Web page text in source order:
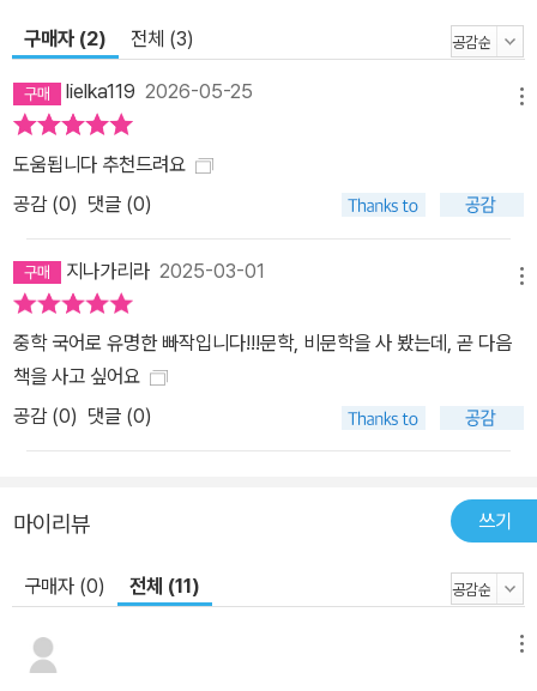
구매자 (2) 전체 (3)
lielka119 2026-05-25
도움됩니다 추천드려요
공감 (0) 댓글 (0)
지나가리라 2025-03-01
중학 국어로 유명한 빠작입니다!!!문학, 비문학을 사 봤는데, 곧 다음
책을 사고 싶어요
공감 (0) 댓글 (0)
마이리뷰 쓰기
구매자 (0) 전체 (11)